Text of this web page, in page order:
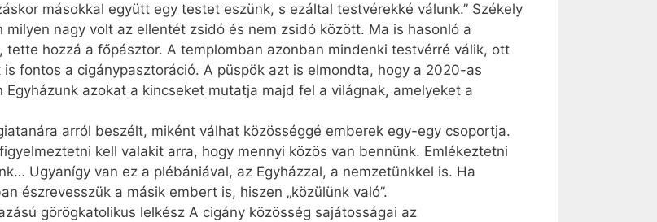
másokkal együtt egy testet eszünk, s ezáltal testvérekké válunk.” Székely
nagy volt az ellentét zsidó és nem zsidó között. Ma is hasonló a
hozzá a főpásztor. A templomban azon­­ban mindenki testvérré válik, ott
fontos a cigány­pasz­toráció. A püspök azt is elmondta, hogy a 2020-as
azokat a kincseket mutatja majd fel a világnak, amelyeket a
arról beszélt, miként válhat közösséggé emberek egy-egy csoportja.
kell valakit arra, hogy mennyi közös van bennünk. Emlékeztetni
Ugyanígy van ez a plébániával, az Egyházzal, a nemzetünkkel is. Ha
észrevesszük a másik embert is, hiszen „közülünk való”.
görögkatolikus lelkész A cigány közösség sajátosságai az